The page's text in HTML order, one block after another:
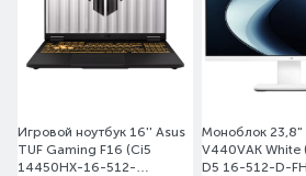
Игровой ноутбук 16'' Asus
TUF Gaming F16 (Ci5
14450HX-16-512-
Моноблок 23,8"
V440VAK White
D5 16-512-D-